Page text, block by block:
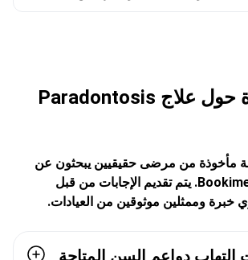
أسئلة متكررة حول علاج Paradontosis
مأخوذة من مرضى حقيقيين يبحثون عن
رعاية طبية عبر Bookimed. يتم تقديم الإجابات من قبل
خبرة وممثلين موثوقين من العيادات.
التهاب دواعم السن المتاحة